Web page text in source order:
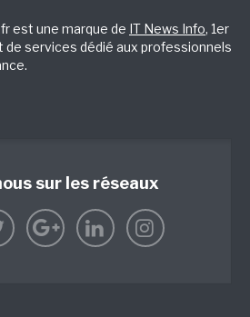
est une marque de IT News Info, 1er
services dédié aux professionnels
sur les réseaux